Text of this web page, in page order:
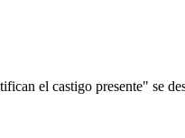
el castigo presente" se